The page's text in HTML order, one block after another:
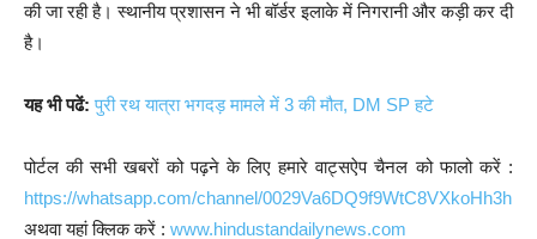
की जा रही है। स्थानीय प्रशासन ने भी बॉर्डर इलाके में निगरानी और कड़ी कर दी
है।
यह भी पढें: पुरी रथ यात्रा भगदड़ मामले में 3 की मौत, DM SP हटे
पोर्टल की सभी खबरों को पढ़ने के लिए हमारे वाट्सऐप चैनल को फालो करें :
https://whatsapp.com/channel/0029Va6DQ9f9WtC8VXkoHh3h
अथवा यहां क्लिक करें : www.hindustandailynews.com